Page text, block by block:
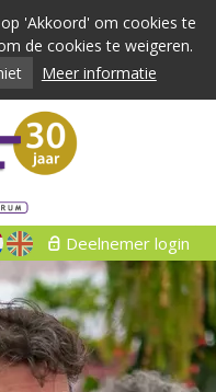
'Akkoord' om cookies te
de cookies te weigeren.
Meer informatie
Deelnemer login